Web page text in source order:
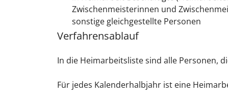
Zwischenmeisterinnen und
sonstige gleichgestellte Personen
Verfahrensablauf
In die Heimarbeitsliste sind alle Personen,
Für jedes Kalenderhalbjahr ist eine